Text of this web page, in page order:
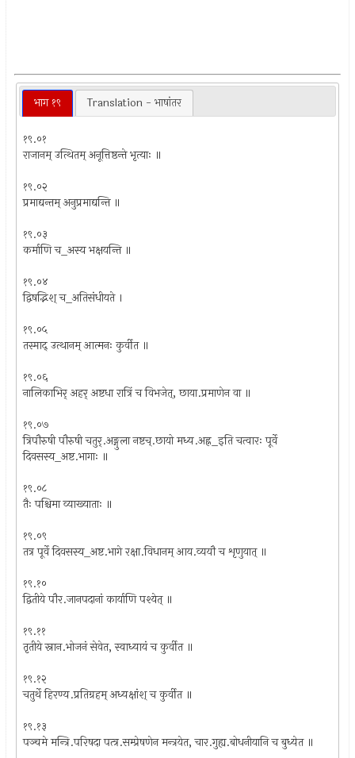
भाग १९ Translation - भाषांतर
१९.०१
राजानम् उत्थितम् अनूत्तिष्ठन्ते भृत्याः ॥
१९.०२
प्रमाद्यन्तम् अनुप्रमाद्यन्ति ॥
१९.०३
कर्माणि च_अस्य भक्षयन्ति ॥
१९.०४
द्विषद्भिश् च_अतिसंधीयते ।
१९.०५
तस्माद् उत्थानम् आत्मनः कुर्वीत ॥
१९.०६
नालिकाभिर् अहर् अष्टधा रात्रिं च विभजेत्, छाया.प्रमाणेन वा ॥
१९.०७
त्रिपौरुषी पौरुषी चतुर्.अङ्गुला नष्टच्.छायो मध्य.अह्न_इति चत्वारः पूर्वे
दिवसस्य_अष्ट.भागाः ॥
१९.०८
तैः पश्चिमा व्याख्याताः ॥
१९.०९
तत्र पूर्वे दिवसस्य_अष्ट.भागे रक्षा.विधानम् आय.व्ययौ च शृणुयात् ॥
१९.१०
द्वितीये पौर.जानपदानां कार्याणि पश्येत् ॥
१९.११
तृतीये स्नान.भोजनं सेवेत, स्वाध्यायं च कुर्वीत ॥
१९.१२
चतुर्थे हिरण्य.प्रतिग्रहम् अध्यक्षांश् च कुर्वीत ॥
१९.१३
पञ्चमे मन्त्रि.परिषदा पत्त्र.सम्प्रेषणेन मन्त्रयेत, चार.गुह्य.बोधनीयानि च बुध्येत ॥